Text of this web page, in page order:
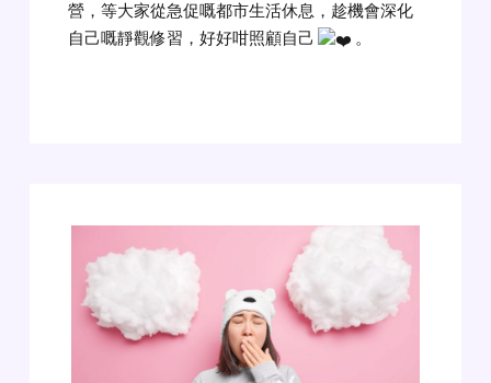
營，等大家從急促嘅都市生活休息，趁機會深化
自己嘅靜觀修習，好好咁照顧自己
。